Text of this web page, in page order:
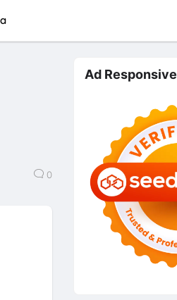
0
Ad Responsive